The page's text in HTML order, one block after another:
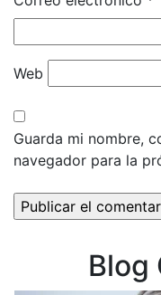
Web
Guarda mi nombre,
navegador para la
Blog